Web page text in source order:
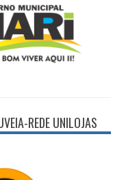
REDE UNILOJAS